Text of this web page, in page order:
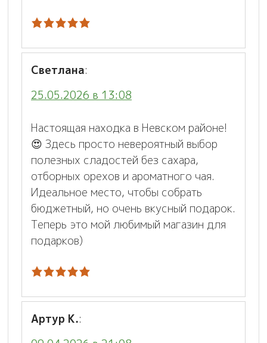
Светлана:
25.05.2026 в 13:08
Настоящая находка в Невском районе!
😍 Здесь просто невероятный выбор
полезных сладостей без сахара,
отборных орехов и ароматного чая.
Идеальное место, чтобы собрать
бюджетный, но очень вкусный подарок.
Теперь это мой любимый магазин для
подарков)
Артур К.: